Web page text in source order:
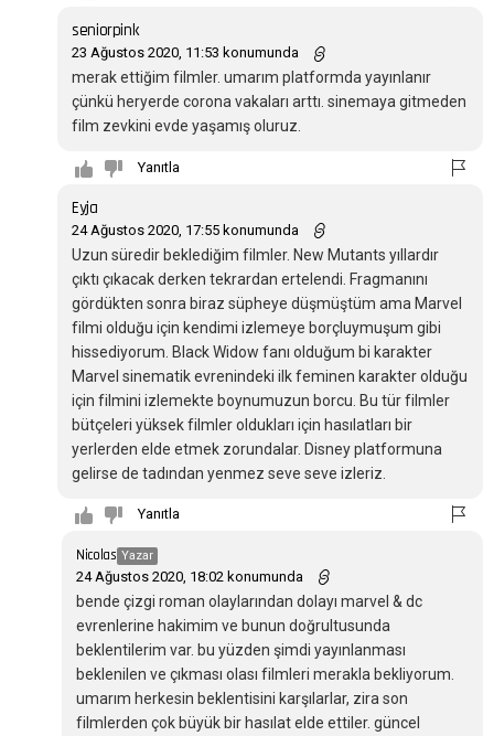
seniorpink
23 Ağustos 2020, 11:53 konumunda
merak ettiğim filmler. umarım platformda yayınlanır
çünkü heryerde corona vakaları arttı. sinemaya gitmeden
film zevkini evde yaşamış oluruz.
Yanıtla
Eyja
24 Ağustos 2020, 17:55 konumunda
Uzun süredir beklediğim filmler. New Mutants yıllardır
çıktı çıkacak derken tekrardan ertelendi. Fragmanını
gördükten sonra biraz süpheye düşmüştüm ama Marvel
filmi olduğu için kendimi izlemeye borçluymuşum gibi
hissediyorum. Black Widow fanı olduğum bi karakter
Marvel sinematik evrenindeki ilk feminen karakter olduğu
için filmini izlemekte boynumuzun borcu. Bu tür filmler
bütçeleri yüksek filmler oldukları için hasılatları bir
yerlerden elde etmek zorundalar. Disney platformuna
gelirse de tadından yenmez seve seve izleriz.
Yanıtla
Nicolas Yazar
24 Ağustos 2020, 18:02 konumunda
bende çizgi roman olaylarından dolayı marvel & dc
evrenlerine hakimim ve bunun doğrultusunda
beklentilerim var. bu yüzden şimdi yayınlanması
beklenilen ve çıkması olası filmleri merakla bekliyorum.
umarım herkesin beklentisini karşılarlar, zira son
filmlerden çok büyük bir hasılat elde ettiler. güncel